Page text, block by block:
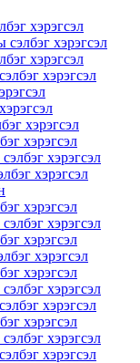
хэрэгсэл
хэрэгсэл
хэрэгсэл
хэрэгсэл
хэрэгсэл
хэрэгсэл
хэрэгсэл
хэрэгсэл
хэрэгсэл
хэрэгсэл
хэрэгсэл
хэрэгсэл
хэрэгсэл
хэрэгсэл
хэрэгсэл
хэрэгсэл
хэрэгсэл
хэрэгсэл